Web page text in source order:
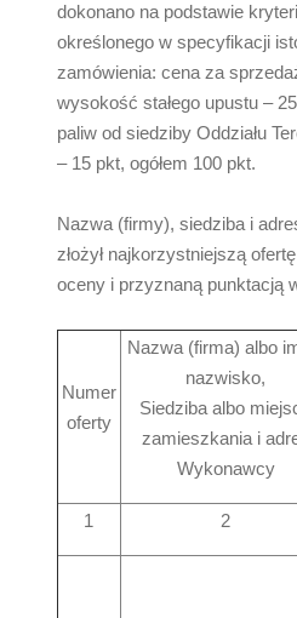
dokonano na podstawie
określonego w specyfikacji
zamówienia: cena za
wysokość stałego upustu –
paliw od siedziby Oddziału
– 15 pkt, ogółem 100 pkt.
Nazwa (firmy), siedziba i
złożył najkorzystniejszą
oceny i przyznaną punktacją
Numer
oferty
Nazwa (firma) albo
nazwisko,
Siedziba albo
zamieszkania i
Wykonawcy
1 2